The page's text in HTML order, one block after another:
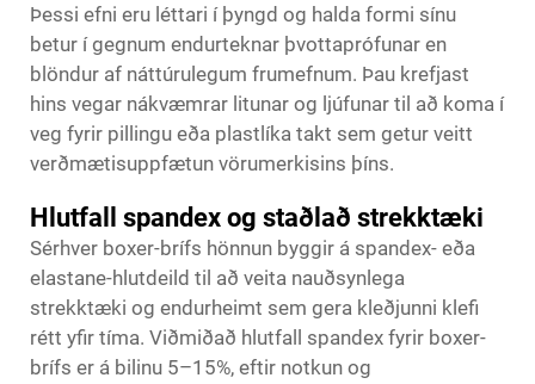
Þessi efni eru léttari í þyngd og halda formi sínu
betur í gegnum endurteknar þvottaprófunar en
blöndur af náttúrulegum frumefnum. Þau krefjast
hins vegar nákvæmrar litunar og ljúfunar til að koma í
veg fyrir pillingu eða plastlíka takt sem getur veitt
verðmætisuppfætun vörumerkisins þíns.
Hlutfall spandex og staðlað strekktæki
Sérhver boxer-brífs hönnun byggir á spandex- eða
elastane-hlutdeild til að veita nauðsynlega
strekktæki og endurheimt sem gera kleðjunni klefi
rétt yfir tíma. Viðmiðað hlutfall spandex fyrir boxer-
brífs er á bilinu 5–15%, eftir notkun og